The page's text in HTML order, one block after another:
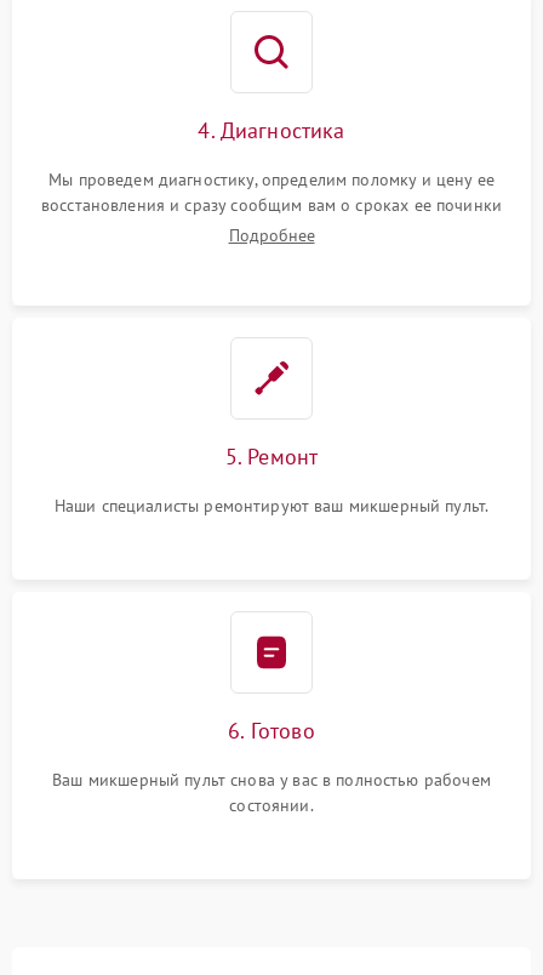
4. Диагностика
Мы проведем диагностику, определим поломку и цену ее
восстановления и сразу сообщим вам о сроках ее починки
Подробнее
5. Ремонт
Наши специалисты ремонтируют ваш микшерный пульт.
6. Готово
Ваш микшерный пульт снова у вас в полностью рабочем
состоянии.